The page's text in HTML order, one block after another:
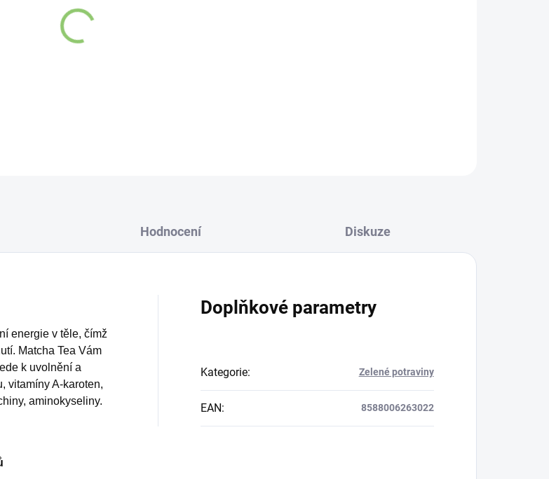
DETAILNÍ INFORMACE
Hodnocení Diskuze
energie v těle, čímž
Matcha Tea Vám
k uvolnění a
vitamíny A-karoten,
aminokyseliny.
Doplňkové parametry
Kategorie: Zelené potraviny
EAN: 8588006263022